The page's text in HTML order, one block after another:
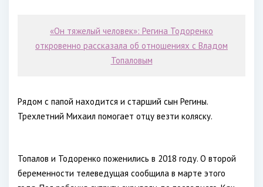
«Он тяжелый человек»: Регина Тодоренко
откровенно рассказала об отношениях с Владом
Топаловым
Рядом с папой находится и старший сын Регины.
Трехлетний Михаил помогает отцу везти коляску.
Топалов и Тодоренко поженились в 2018 году. О второй
беременности телеведущая сообщила в марте этого